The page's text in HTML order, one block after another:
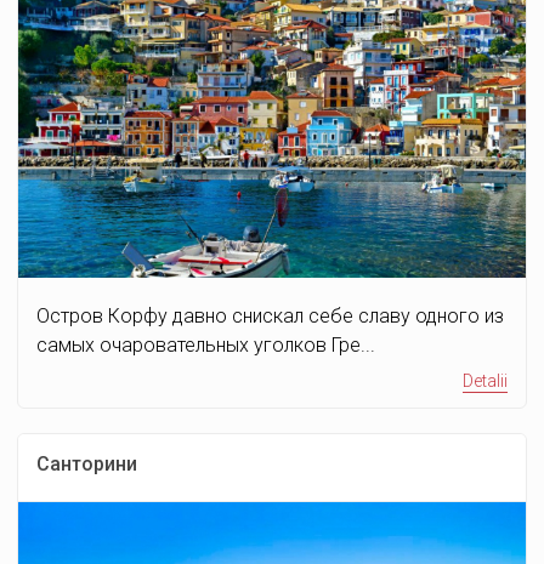
Остров Корфу давно снискал себе славу одного из
самых очаровательных уголков Гре...
Detalii
Санторини